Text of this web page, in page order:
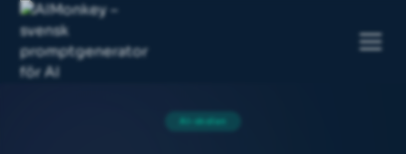
AI-skolan